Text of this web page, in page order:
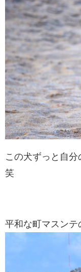
この犬ずっと自分
笑
平和な町マスンテ